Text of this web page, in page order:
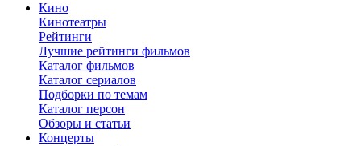
Кино
Кинотеатры
Рейтинги
Лучшие рейтинги фильмов
Каталог фильмов
Каталог сериалов
Подборки по темам
Каталог персон
Обзоры и статьи
Концерты